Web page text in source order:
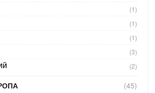
(1)
(1)
(1)
(3)
(2)
(45)